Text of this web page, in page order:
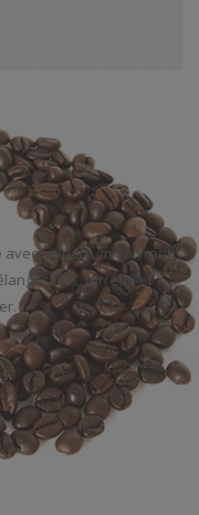
avec un parfum enivrant,
fins,torréfié et
.